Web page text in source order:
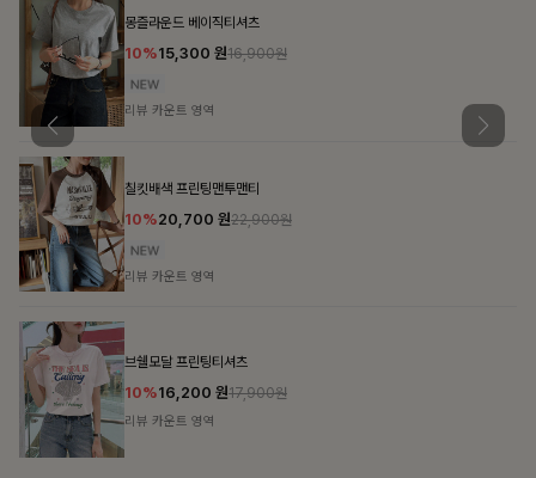
57,600
밴스트라이프 스트링원피스
25%35,100 원46,800원
리뷰 카운트 영역